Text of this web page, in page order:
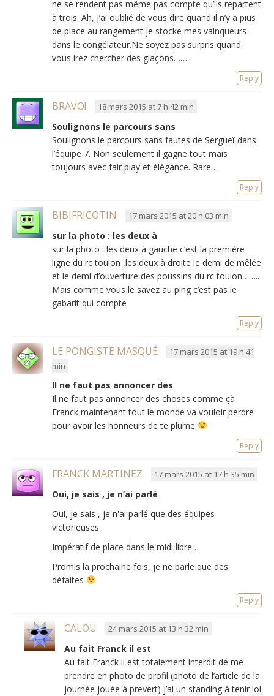
ne se rendent pas même pas compte qu’ils repartent
à trois. Ah, j’ai oublié de vous dire quand il n’y a pius
de place au rangement je stocke mes vainqueurs
dans le congélateur.Ne soyez pas surpris quand
vous irez chercher des glaçons…….
Reply
BRAVO! 18 mars 2015 at 7 h 42 min
Soulignons le parcours sans
Soulignons le parcours sans fautes de Sergueï dans
l’équipe 7. Non seulement il gagne tout mais
toujours avec fair play et élégance. Rare…
Reply
BIBIFRICOTIN 17 mars 2015 at 20 h 03 min
sur la photo : les deux à
sur la photo : les deux à gauche c’est la première
ligne du rc toulon ,les deux à droite le demi de mêlée
et le demi d’ouverture des poussins du rc toulon……..
Mais comme vous le savez au ping c’est pas le
gabarit qui compte
Reply
LE PONGISTE MASQUÉ
17 mars 2015 at 19 h 41
min
Il ne faut pas annoncer des
Il ne faut pas annoncer des choses comme çà
Franck maintenant tout le monde va vouloir perdre
pour avoir les honneurs de te plume
Reply
FRANCK MARTINEZ 17 mars 2015 at 17 h 35 min
Oui, je sais , je n’ai parlé
Oui, je sais , je n'ai parlé que des équipes
victorieuses.
Impératif de place dans le midi libre…
Promis la prochaine fois, je ne parle que des
défaites
Reply
CALOU 24 mars 2015 at 13 h 32 min
Au fait Franck il est
Au fait Franck il est totalement interdit de me
prendre en photo de profil (photo de l’article de la
journée jouée à prevert) j’ai un standing à tenir lol